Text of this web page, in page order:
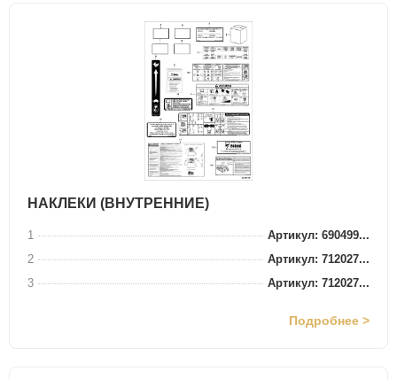
НАКЛЕКИ (ВНУТРЕННИЕ)
1
Артикул: 690499...
2
Артикул: 712027...
3
Артикул: 712027...
Подробнее >